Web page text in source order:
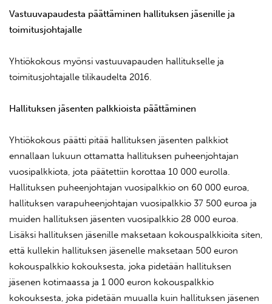
Vastuuvapaudesta päättäminen hallituksen jäsenille ja
toimitusjohtajalle
Yhtiökokous myönsi vastuuvapauden hallitukselle ja
toimitusjohtajalle tilikaudelta 2016.
Hallituksen jäsenten palkkioista päättäminen
Yhtiökokous päätti pitää hallituksen jäsenten palkkiot
ennallaan lukuun ottamatta hallituksen puheenjohtajan
vuosipalkkiota, jota päätettiin korottaa 10 000 eurolla.
Hallituksen puheenjohtajan vuosipalkkio on 60 000 euroa,
hallituksen varapuheenjohtajan vuosipalkkio 37 500 euroa ja
muiden hallituksen jäsenten vuosipalkkio 28 000 euroa.
Lisäksi hallituksen jäsenille maksetaan kokouspalkkioita siten,
että kullekin hallituksen jäsenelle maksetaan 500 euron
kokouspalkkio kokouksesta, joka pidetään hallituksen
jäsenen kotimaassa ja 1 000 euron kokouspalkkio
kokouksesta, joka pidetään muualla kuin hallituksen jäsenen